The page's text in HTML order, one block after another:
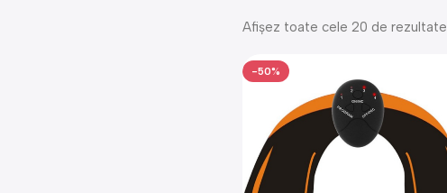
Afișez toate cele 20 de rezultate
-50%